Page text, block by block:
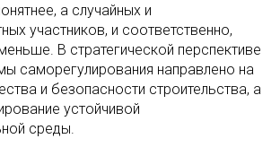
а случайных и
участников, и соответственно,
В стратегической перспективе
саморегулирования направлено на
и безопасности строительства, а
устойчивой
среды.